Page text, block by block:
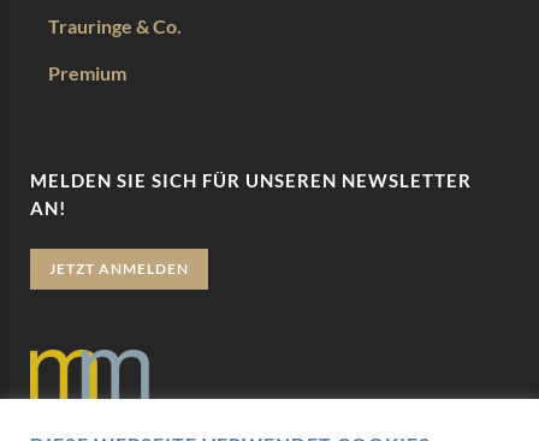
Trauringe & Co.
Premium
MELDEN SIE SICH FÜR UNSEREN NEWSLETTER
AN!
JETZT ANMELDEN